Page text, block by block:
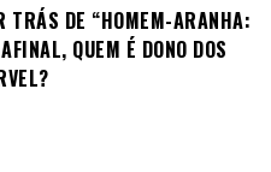
TRÁS DE “HOMEM-ARANHA:
QUEM É DONO DOS